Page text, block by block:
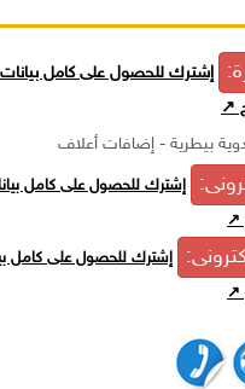
إشترك للحصول على كامل
↗
بيطرية - إضافات أعلاف
إشترك للحصول على كامل
↗
إشترك للحصول على كامل
↗